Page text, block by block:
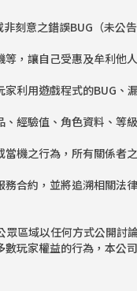
刻意之錯誤BUG（未公
，讓自己受惠及牟利他
利用遊戲程式的BUG、
經驗值、角色資料、等
機之行為，所有關係者
合約，並將追溯相關法
眾區域以任何方式公開討
玩家權益的行為，本公